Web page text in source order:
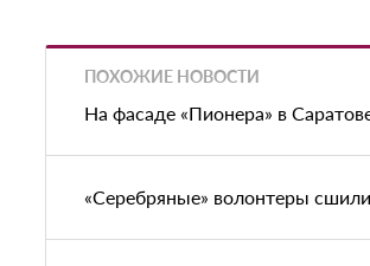
ПОХОЖИЕ НОВОСТИ
На фасаде «Пионера» в
«Серебряные» волонтеры